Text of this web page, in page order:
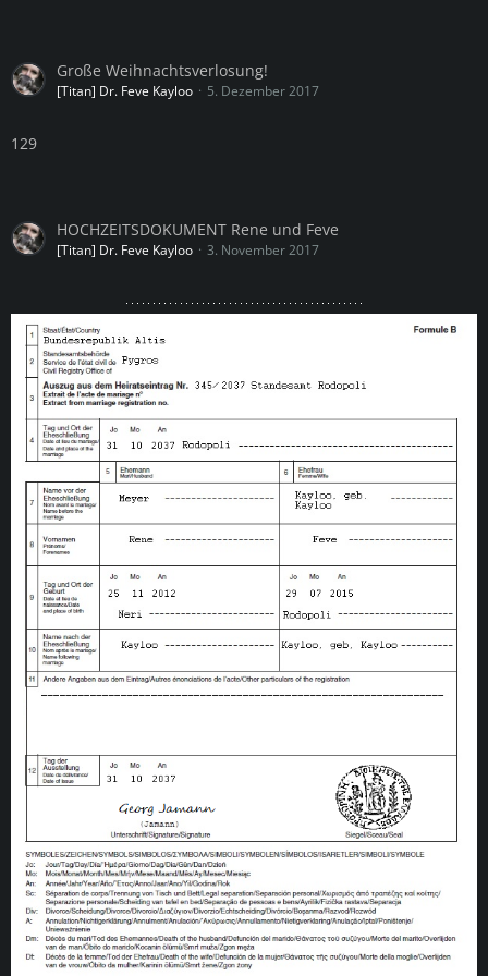
Große Weihnachtsverlosung!
[Titan] Dr. Feve Kayloo 5. Dezember 2017
129
HOCHZEITSDOKUMENT Rene und Feve
[Titan] Dr. Feve Kayloo 3. November 2017